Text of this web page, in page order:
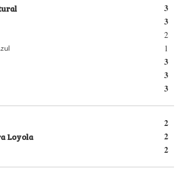
3
3
2
1
3
3
3
2
2
Loyola
2